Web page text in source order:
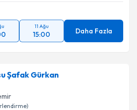
11 Ağu
15:00 Daha Fazla
Şafak Gürkan